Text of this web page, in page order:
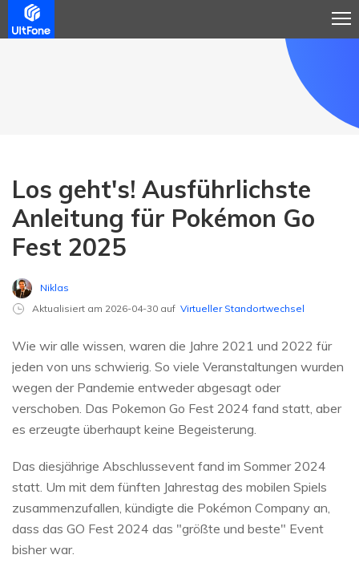
Los geht's! Ausführlichste
Anleitung für Pokémon Go
Fest 2025
Niklas
Aktualisiert am 2026-04-30 auf Virtueller Standortwechsel
Wie wir alle wissen, waren die Jahre 2021 und 2022 für
jeden von uns schwierig. So viele Veranstaltungen wurden
wegen der Pandemie entweder abgesagt oder
verschoben. Das Pokemon Go Fest 2024 fand statt, aber
es erzeugte überhaupt keine Begeisterung.
Das diesjährige Abschlussevent fand im Sommer 2024
statt. Um mit dem fünften Jahrestag des mobilen Spiels
zusammenzufallen, kündigte die Pokémon Company an,
dass das GO Fest 2024 das "größte und beste" Event
bisher war.